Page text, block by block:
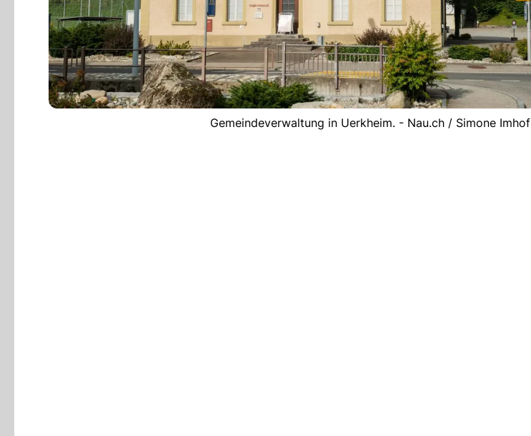
Gemeindeverwaltung in Uerkheim. - Nau.ch / Simone Imhof